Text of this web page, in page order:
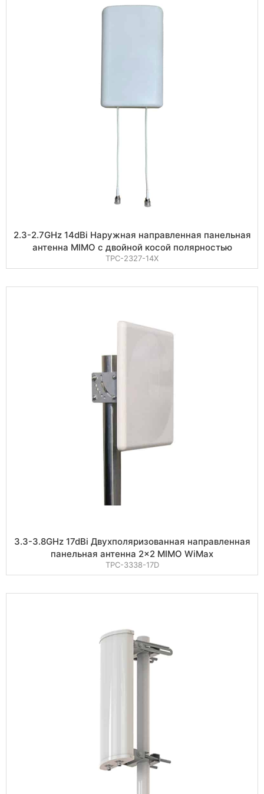
2.3-2.7GHz 14dBi Наружная направленная панельная
антенна MIMO с двойной косой полярностью
TPC-2327-14X
3.3-3.8GHz 17dBi Двухполяризованная направленная
панельная антенна 2×2 MIMO WiMax
TPC-3338-17D